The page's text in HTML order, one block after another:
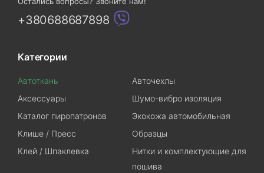
+380688687898
Категории
Автоткань
Авточехлы
Аксессуары
Шумо-вибро изоляция
Каталог пиропатронов
Экокожа автомобильная
Клише / Пресс
Образцы
Клей / Шпаклевка
Нитки и комплектующие для
пошива